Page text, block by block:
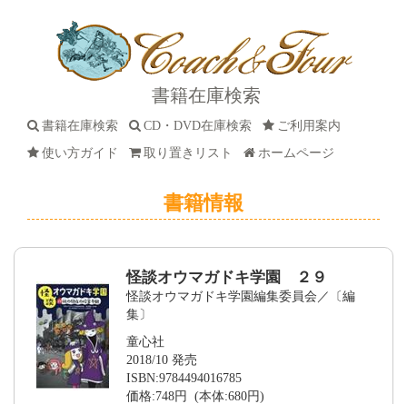
書籍在庫検索
書籍在庫検索 CD・DVD在庫検索
ご利用案内
使い方ガイド
取り置きリスト ホームページ
書籍情報
怪談オウマガドキ学園 ２９
怪談オウマガドキ学園編集委員会／〔編
集〕
童心社
2018/10 発売
ISBN:9784494016785
価格:748円 (本体:680円)